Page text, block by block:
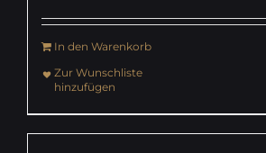
In den Warenkorb
Zur Wunschliste
hinzufügen